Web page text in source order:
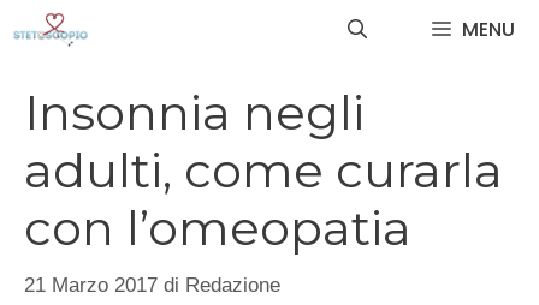
MENU
Insonnia negli
adulti, come curarla
con l’omeopatia
21 Marzo 2017 di Redazione